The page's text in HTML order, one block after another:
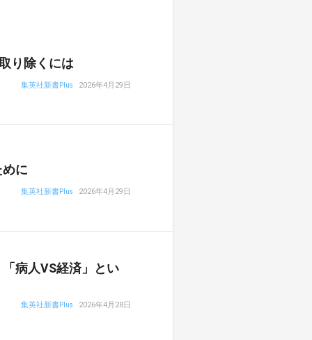
り除くには
集英社新書Plus 2026年4月29日
に
集英社新書Plus 2026年4月29日
病人VS経済」とい
集英社新書Plus 2026年4月28日